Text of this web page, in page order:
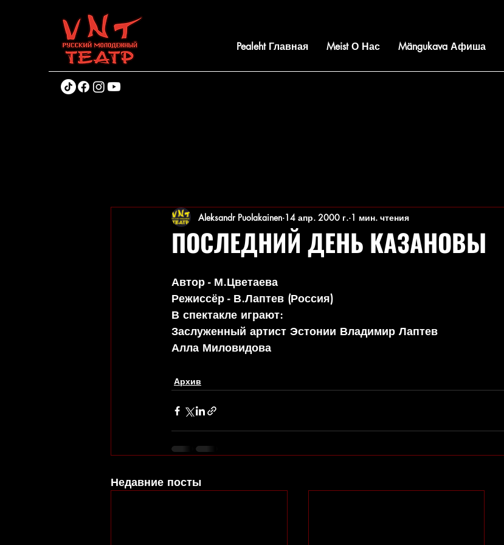
Pealeht Главная Meist О Нас Mängukava Афиша
ПОСЛЕДНИЙ ДЕНЬ КАЗАНОВЫ
Aleksandr Puolakainen 14 апр. 2000 г. 1 мин. чтения
Автор - М.Цветаева
Режиссёр - В.Лаптев (Россия)
В спектакле играют:
Заслуженный артист Эстонии Владимир Лаптев
Алла Миловидова
Архив
Недавние посты